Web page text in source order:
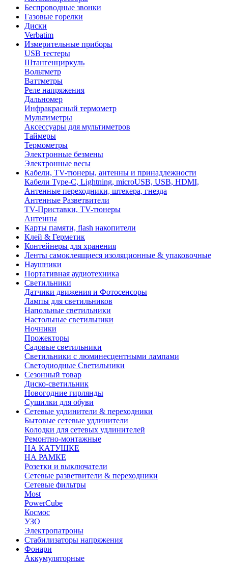
Беспроводные звонки
Газовые горелки
Диски
Verbatim
Измерительные приборы
USB тестеры
Штангенциркуль
Вольтметр
Ваттметры
Реле напряжения
Дальномер
Инфракрасный термометр
Мультиметры
Аксессуары для мультиметров
Таймеры
Термометры
Электронные безмены
Электронные весы
Кабели, TV-тюнеры, антенны и принадлежности
Кабели Type-C, Lightning, microUSB, USB, HDMI,
Антенные переходники, штекера, гнезда
Антенные Разветвители
TV-Приставки, TV-тюнеры
Антенны
Карты памяти, flash накопители
Клей & Герметик
Контейнеры для хранения
Ленты самоклеящиеся изоляционные & упаковочные
Наушники
Портативная аудиотехника
Светильники
Датчики движения и Фотосенсоры
Лампы для светильников
Напольные светильники
Настольные светильники
Ночники
Прожекторы
Садовые светильники
Светильники с люминесцентными лампами
Светодиодные Светильники
Сезонный товар
Диско-светильник
Новогодние гирлянды
Сушилки для обуви
Сетевые удлинители & переходники
Бытовые сетевые удлинители
Колодки для сетевых удлинителей
Ремонтно-монтажные
НА КАТУШКЕ
НА РАМКЕ
Розетки и выключатели
Сетевые разветвители & переходники
Сетевые фильтры
Most
PowerCube
Космос
УЗО
Электропатроны
Стабилизаторы напряжения
Фонари
Аккумуляторные